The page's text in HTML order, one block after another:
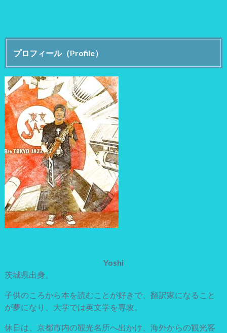
プロフィール（Profile）
Yoshi
茨城県出身。
子供のころから本を読むことが好きで、翻訳家になること
が夢になり、大学では英文学を専攻。
休日は、京都市内の観光名所へ出かけ、海外からの観光客